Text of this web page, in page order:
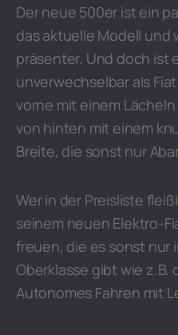
Der neue 500er ist ein
das aktuelle Modell und
präsenter. Und doch ist
unverwechselbar als
vorne mit einem
von hinten mit einem
Breite, die sonst nur
Wer in der Preisliste
seinem neuen Elektro-
freuen, die es sonst nur
Oberklasse gibt wie z.B.
Autonomes Fahren mit